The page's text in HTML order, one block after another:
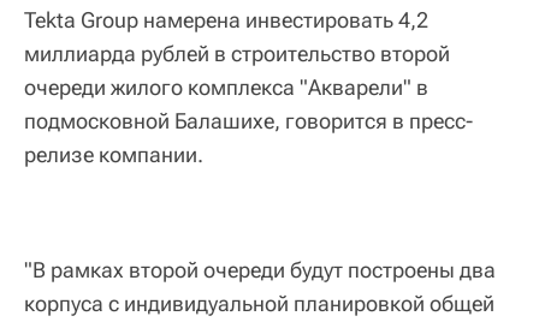
Tekta Group намерена инвестировать 4,2
миллиарда рублей в строительство второй
очереди жилого комплекса "Акварели" в
подмосковной Балашихе, говорится в пресс-
релизе компании.
"В рамках второй очереди будут построены два
корпуса с индивидуальной планировкой общей